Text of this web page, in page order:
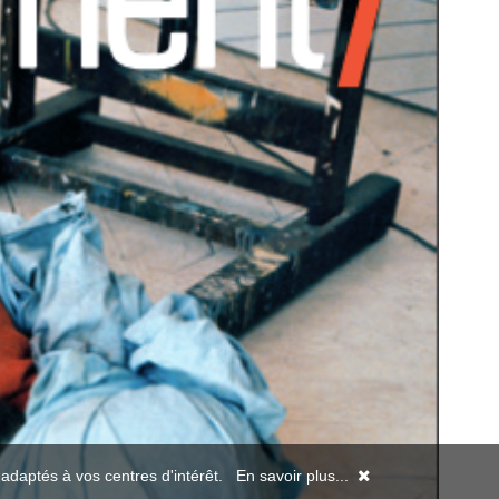
à vos centres d'intérêt. En savoir plus...